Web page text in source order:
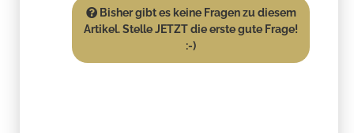
Bisher gibt es keine Fragen zu diesem
Artikel. Stelle JETZT die erste gute Frage!
:-)